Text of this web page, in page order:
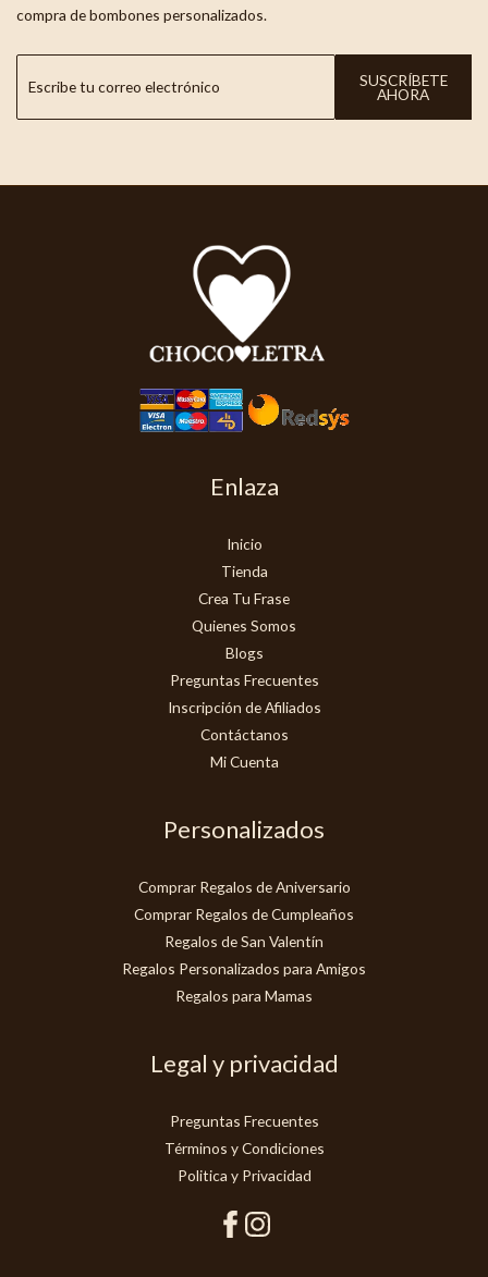
compra de bombones personalizados.
SUSCRÍBETE
AHORA
Enlaza
Inicio
Tienda
Crea Tu Frase
Quienes Somos
Blogs
Preguntas Frecuentes
Inscripción de Afiliados
Contáctanos
Mi Cuenta
Personalizados
Comprar Regalos de Aniversario
Comprar Regalos de Cumpleaños
Regalos de San Valentín
Regalos Personalizados para Amigos
Regalos para Mamas
Legal y privacidad
Preguntas Frecuentes
Términos y Condiciones
Politica y Privacidad